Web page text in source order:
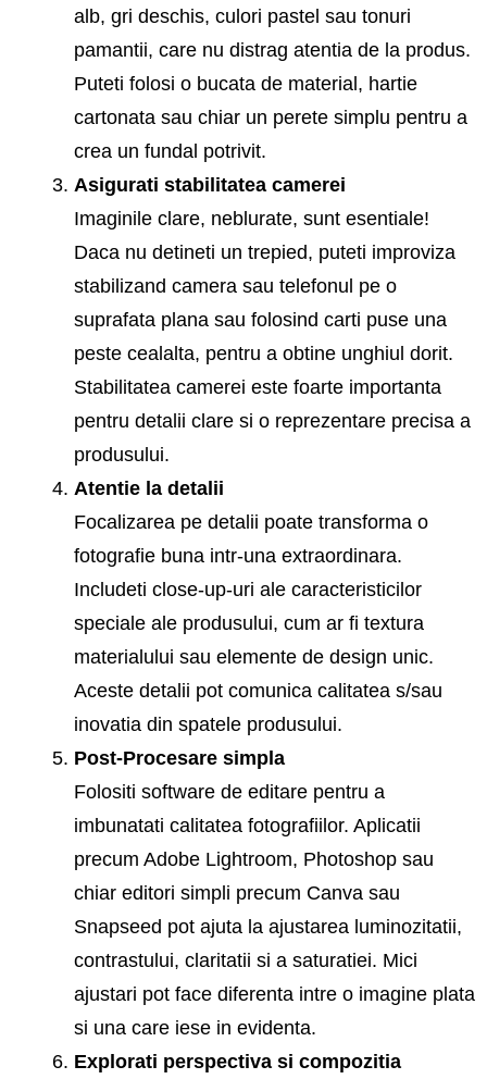
alb, gri deschis, culori pastel sau tonuri
pamantii, care nu distrag atentia de la produs.
Puteti folosi o bucata de material, hartie
cartonata sau chiar un perete simplu pentru a
crea un fundal potrivit.
Asigurati stabilitatea camerei
Imaginile clare, neblurate, sunt esentiale!
Daca nu detineti un trepied, puteti improviza
stabilizand camera sau telefonul pe o
suprafata plana sau folosind carti puse una
peste cealalta, pentru a obtine unghiul dorit.
Stabilitatea camerei este foarte importanta
pentru detalii clare si o reprezentare precisa a
produsului.
Atentie la detalii
Focalizarea pe detalii poate transforma o
fotografie buna intr-una extraordinara.
Includeti close-up-uri ale caracteristicilor
speciale ale produsului, cum ar fi textura
materialului sau elemente de design unic.
Aceste detalii pot comunica calitatea s/sau
inovatia din spatele produsului.
Post-Procesare simpla
Folositi software de editare pentru a
imbunatati calitatea fotografiilor. Aplicatii
precum Adobe Lightroom, Photoshop sau
chiar editori simpli precum Canva sau
Snapseed pot ajuta la ajustarea luminozitatii,
contrastului, claritatii si a saturatiei. Mici
ajustari pot face diferenta intre o imagine plata
si una care iese in evidenta.
Explorati perspectiva si compozitia